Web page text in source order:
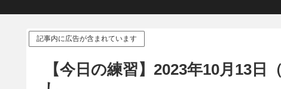
記事内に広告が含まれています
【今日の練習】2023年10月13